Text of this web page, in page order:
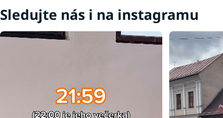
Sledujte nás i na instagramu